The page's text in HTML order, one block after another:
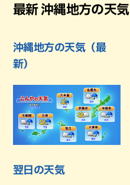
最新 沖縄地方の天気
沖縄地方の天気（最
新）
翌日の天気